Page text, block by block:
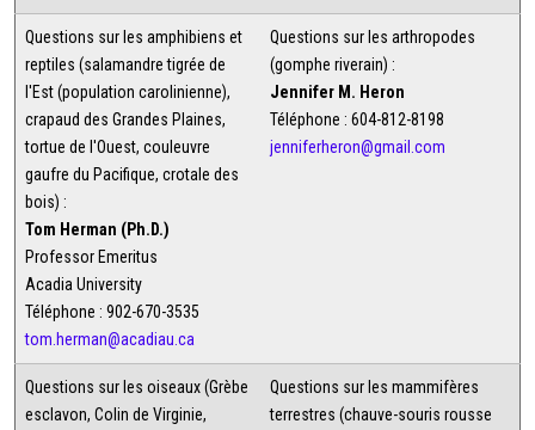
Questions sur les amphibiens et
reptiles (salamandre tigrée de
l'Est (population carolinienne),
crapaud des Grandes Plaines,
tortue de l'Ouest, couleuvre
gaufre du Pacifique, crotale des
bois) :
Tom Herman (Ph.D.)
Professor Emeritus
Acadia University
Téléphone : 902-670-3535
tom.herman@acadiau.ca
Questions sur les arthropodes
(gomphe riverain) :
Jennifer M. Heron
Téléphone : 604-812-8198
jenniferheron@gmail.com
Questions sur les oiseaux (Grèbe
esclavon, Colin de Virginie,
Questions sur les mammifères
terrestres (chauve-souris rousse